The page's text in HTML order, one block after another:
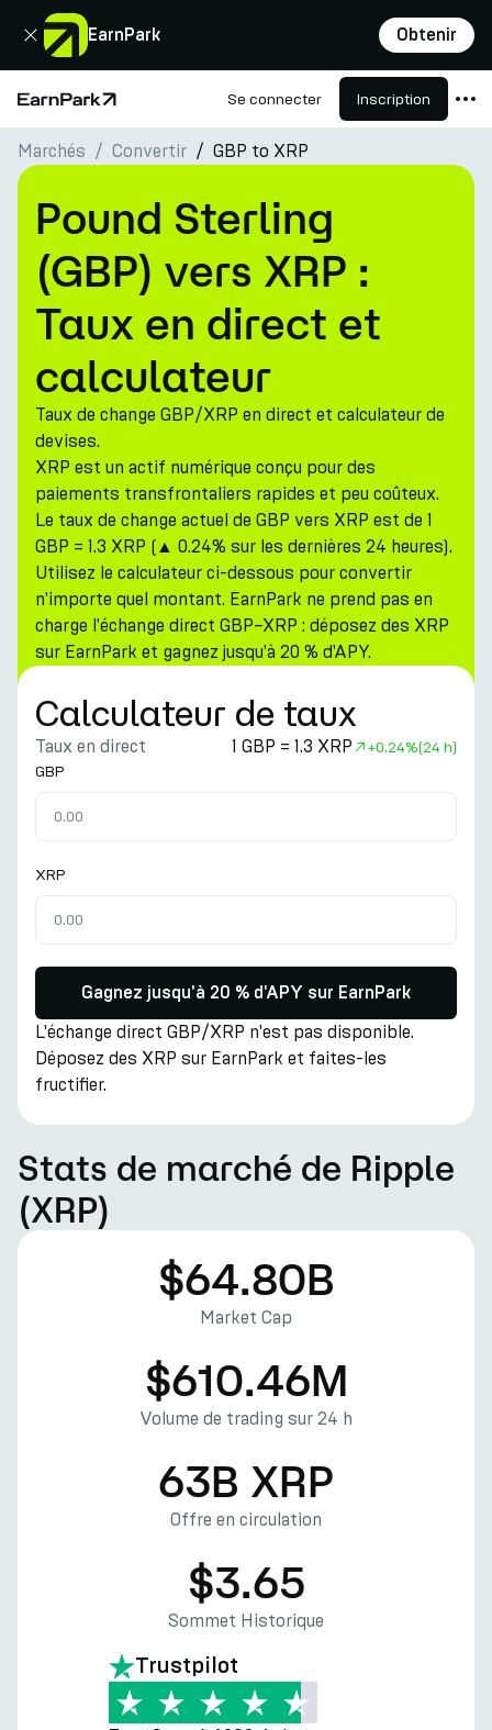
EarnPark Obtenir
Fermer
Page d'accueil Se connecter Inscription
Produits
Marchés
Calculatrices
PARK Token
Ressources
Entreprise
Marchés Convertir GBP to XRP
Pound Sterling
(GBP) vers XRP :
Taux en direct et
calculateur
Taux de change GBP/XRP en direct et calculateur de
devises.
XRP est un actif numérique conçu pour des
paiements transfrontaliers rapides et peu coûteux.
Le taux de change actuel de GBP vers XRP est de 1
GBP = 1.3 XRP (▲ 0.24% sur les dernières 24 heures).
Utilisez le calculateur ci-dessous pour convertir
n'importe quel montant. EarnPark ne prend pas en
charge l'échange direct GBP–XRP : déposez des XRP
sur EarnPark et gagnez jusqu'à 20 % d'APY.
Calculateur de taux
Taux en direct 1 GBP = 1.3 XRP +0.24%(24 h)
GBP
XRP
Gagnez jusqu'à 20 % d'APY sur EarnPark
L'échange direct GBP/XRP n'est pas disponible.
Déposez des XRP sur EarnPark et faites-les
fructifier.
Stats de marché de Ripple
(XRP)
$64.80B
Market Cap
$610.46M
Volume de trading sur 24 h
63B XRP
Offre en circulation
$3.65
Sommet Historique
Trustpilot